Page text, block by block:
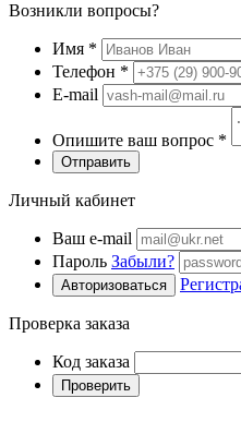
Возникли вопросы?
Имя *
Телефон *
E-mail
Опишите ваш вопрос *
Отправить
Личный кабинет
Ваш e-mail
Пароль Забыли?
Авторизоваться
Проверка заказа
Код заказа
Проверить